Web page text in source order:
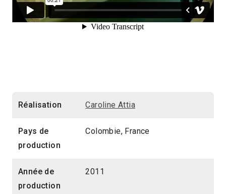
Réalisation Caroline Attia
Pays de
production
Colombie, France
Année de
production
2011